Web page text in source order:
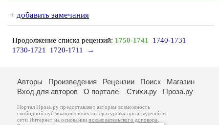
+ добавить замечания
Продолжение списка рецензий: 1750-1741
1740-1731
1730-1721
1720-1711 →
Авторы Произведения Рецензии Поиск
Магазин
Вход для авторов
О портале Стихи.ру Проза.ру
Портал Проза.ру предоставляет авторам возможность
свободной публикации своих литературных произведений в
сети Интернет на основаниипользовательского договора